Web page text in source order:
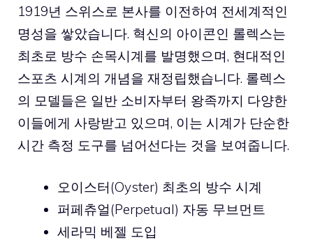
1919년 스위스로 본사를 이전하여 전세계적인
명성을 쌓았습니다. 혁신의 아이콘인 롤렉스는
최초로 방수 손목시계를 발명했으며, 현대적인
스포츠 시계의 개념을 재정립했습니다. 롤렉스
의 모델들은 일반 소비자부터 왕족까지 다양한
이들에게 사랑받고 있으며, 이는 시계가 단순한
시간 측정 도구를 넘어선다는 것을 보여줍니다.
오이스터(Oyster) 최초의 방수 시계
퍼페츄얼(Perpetual) 자동 무브먼트
세라믹 베젤 도입